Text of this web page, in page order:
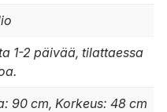
1-2 päivää, tilattaessa
90 cm, Korkeus: 48 cm